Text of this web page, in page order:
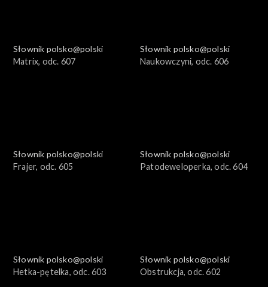
Słownik polsko@polski
Matrix, odc. 607
Słownik polsko@polski
Naukowczyni, odc. 606
Słownik polsko@polski
Frajer, odc. 605
Słownik polsko@polski
Patodeweloperka, odc. 604
Słownik polsko@polski
Hetka-pętelka, odc. 603
Słownik polsko@polski
Obstrukcja, odc. 602